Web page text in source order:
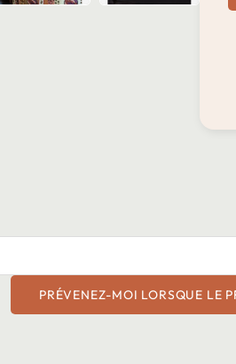
PRÉVENEZ-MOI LORSQUE LE